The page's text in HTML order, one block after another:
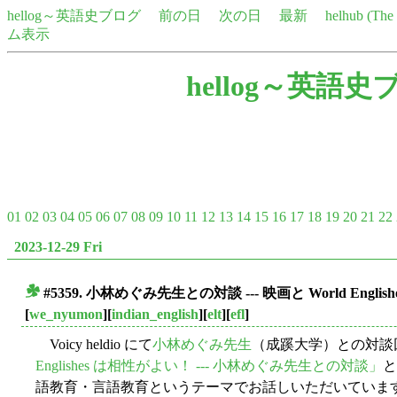
hellog～英語史ブログ 前の日 次の日 最新
helhub
ム表示
hellog～英語史
01 02 03 04 05 06 07 08 09 10 11 12 13 14 15 16 17 18 19 20 21 22
2023-12-29 Fri
#5359. 小林めぐみ先生との対談 --- 映画と World
[we_nyumon][indian_english][elt][efl]
Voicy heldio にて小林めぐみ先生 （成蹊大学）との対
Englishes は相性がよい！ --- 小林めぐみ先生との対談」
語教育・言語教育というテーマでお話しいただいてい